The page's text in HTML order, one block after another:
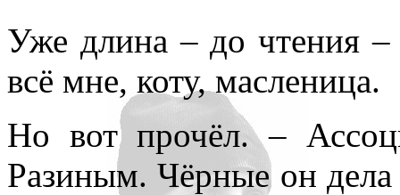
Уже длина – до чтения –
всё мне, коту, масленица.
Но вот прочёл. –
Разиным. Чёрные он дела